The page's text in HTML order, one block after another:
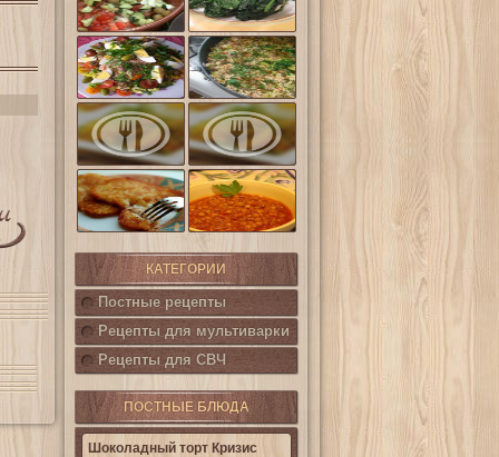
(Салат
Кампестре)
шпинат
Французский
салат Нисуаз
Ленивые
кабачки
Овощная
запеканка из
кабачков и
баклажанов
Салат из печени
трески с
каперсами
Картофельные
котлетки с
кукурузой
Горошница
КАТЕГОРИИ
Постные рецепты
Рецепты для мультиварки
Рецепты для СВЧ
ПОСТНЫЕ БЛЮДА
Шоколадный торт Кризис